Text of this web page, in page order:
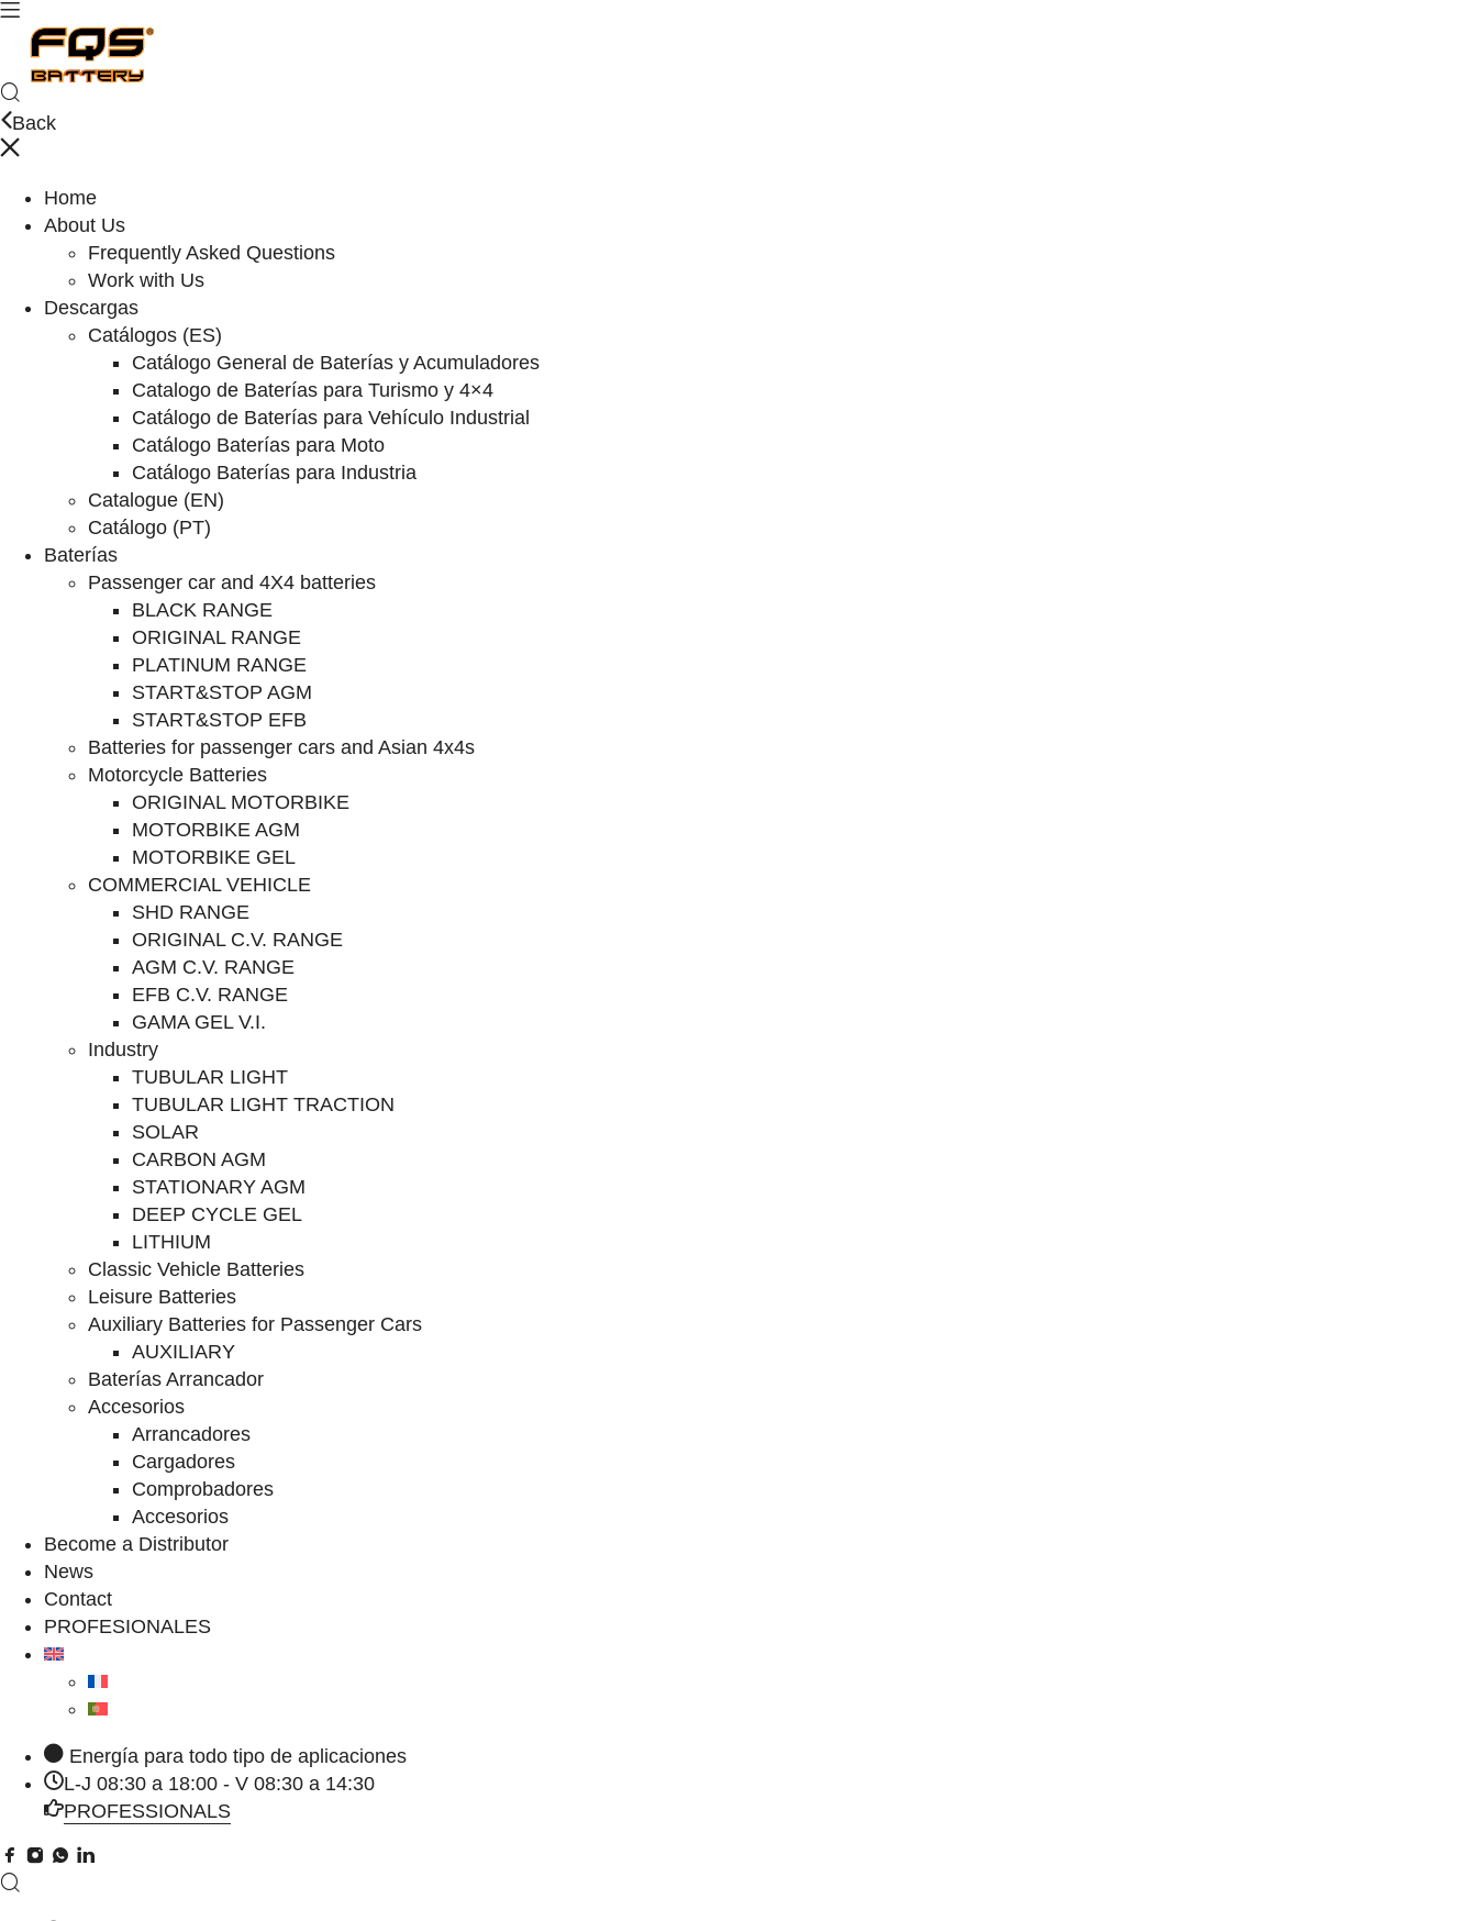
Back
Home
About Us
Frequently Asked Questions
Work with Us
Descargas
Catálogos (ES)
Catálogo General de Baterías y Acumuladores
Catalogo de Baterías para Turismo y 4×4
Catálogo de Baterías para Vehículo Industrial
Catálogo Baterías para Moto
Catálogo Baterías para Industria
Catalogue (EN)
Catálogo (PT)
Baterías
Passenger car and 4X4 batteries
BLACK RANGE
ORIGINAL RANGE
PLATINUM RANGE
START&STOP AGM
START&STOP EFB
Batteries for passenger cars and Asian 4x4s
Motorcycle Batteries
ORIGINAL MOTORBIKE
MOTORBIKE AGM
MOTORBIKE GEL
COMMERCIAL VEHICLE
SHD RANGE
ORIGINAL C.V. RANGE
AGM C.V. RANGE
EFB C.V. RANGE
GAMA GEL V.I.
Industry
TUBULAR LIGHT
TUBULAR LIGHT TRACTION
SOLAR
CARBON AGM
STATIONARY AGM
DEEP CYCLE GEL
LITHIUM
Classic Vehicle Batteries
Leisure Batteries
Auxiliary Batteries for Passenger Cars
AUXILIARY
Baterías Arrancador
Accesorios
Arrancadores
Cargadores
Comprobadores
Accesorios
Become a Distributor
News
Contact
PROFESIONALES
Energía para todo tipo de aplicaciones
L-J 08:30 a 18:00 - V 08:30 a 14:30
PROFESSIONALS